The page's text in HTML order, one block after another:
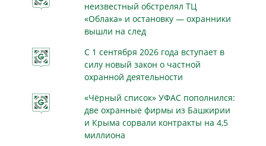
неизвестный обстрелял ТЦ
«Облака» и остановку — охранники
вышли на след
С 1 сентября 2026 года вступает в
силу новый закон о частной
охранной деятельности
«Чёрный список» УФАС пополнился:
две охранные фирмы из Башкирии
и Крыма сорвали контракты на 4,5
миллиона